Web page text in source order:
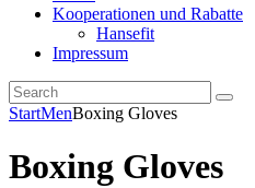
Kooperationen und Rabatte
Hansefit
Impressum
StartMenBoxing Gloves
Boxing Gloves